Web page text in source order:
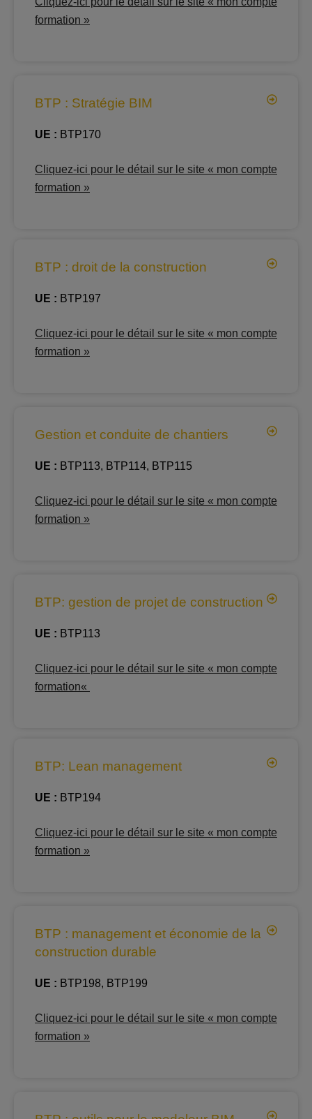
formation »
BTP : Stratégie BIM
UE : BTP170
Cliquez-ici pour le détail sur le site « mon compte
formation »
BTP : droit de la construction
UE : BTP197
Cliquez-ici pour le détail sur le site « mon compte
formation »
Gestion et conduite de chantiers
UE : BTP113, BTP114, BTP115
Cliquez-ici pour le détail sur le site « mon compte
formation »
BTP: gestion de projet de construction
UE : BTP113
Cliquez-ici pour le détail sur le site « mon compte
formation«
BTP: Lean management
UE : BTP194
Cliquez-ici pour le détail sur le site « mon compte
formation »
BTP : management et économie de la
construction durable
UE : BTP198, BTP199
Cliquez-ici pour le détail sur le site « mon compte
formation »